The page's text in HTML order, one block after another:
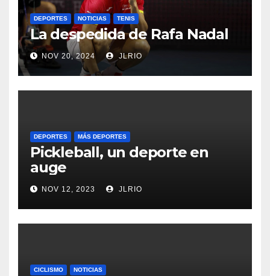
DEPORTES NOTICIAS TENIS
La despedida de Rafa Nadal
NOV 20, 2024 JLRIO
DEPORTES MÁS DEPORTES
Pickleball, un deporte en
auge
NOV 12, 2023 JLRIO
CICLISMO NOTICIAS